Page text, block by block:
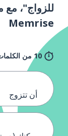
للزواج"، مع
Memrise
10 من الكلمات/العبارات للتعلُّم
أن تتزوج